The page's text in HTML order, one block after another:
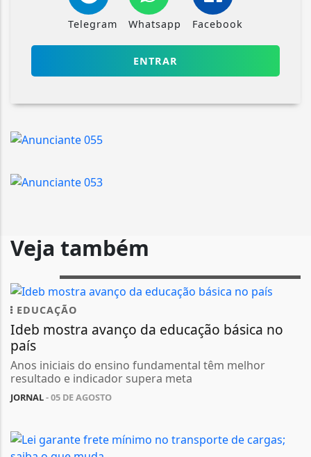
Telegram Whatsapp Facebook
ENTRAR
Veja também
EDUCAÇÃO
Ideb mostra avanço da educação básica no
país
Anos iniciais do ensino fundamental têm melhor
resultado e indicador supera meta
JORNAL- 05 DE AGOSTO